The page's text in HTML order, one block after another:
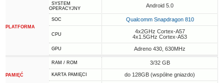
PLATFORMA
SYSTEM
OPERACYJNY
Android 5.0
SOC Qualcomm Snapdragon 810
CPU
4x2GHz Cortex-A57
4x1.5GHz Cortex-A53
GPU Adreno 430, 630MHz
PAMIĘĆ
RAM / ROM 3/32 GB
KARTA PAMIĘCI do 128GB (wspólne gniazdo)